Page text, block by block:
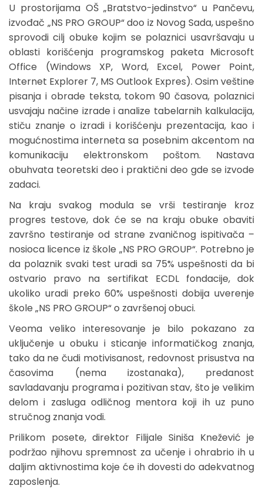
U prostorijama OŠ „Bratstvo-jedinstvo“ u Pančevu,
izvođač „NS PRO GROUP“ doo iz Novog Sada, uspešno
sprovodi cilj obuke kojim se polaznici usavršavaju u
oblasti korišćenja programskog paketa Microsoft
Office (Windows XP, Word, Excel, Power Point,
Internet Explorer 7, MS Outlook Expres). Osim veštine
pisanja i obrade teksta, tokom 90 časova, polaznici
usvajaju načine izrade i analize tabelarnih kalkulacija,
stiču znanje o izradi i korišćenju prezentacija, kao i
mogućnostima interneta sa posebnim akcentom na
komunikaciju elektronskom poštom. Nastava
obuhvata teoretski deo i praktični deo gde se izvode
zadaci.
Na kraju svakog modula se vrši testiranje kroz
progres testove, dok će se na kraju obuke obaviti
završno testiranje od strane zvaničnog ispitivača –
nosioca licence iz škole „NS PRO GROUP“. Potrebno je
da polaznik svaki test uradi sa 75% uspešnosti da bi
ostvario pravo na sertifikat ECDL fondacije, dok
ukoliko uradi preko 60% uspešnosti dobija uverenje
škole „NS PRO GROUP“ o završenoj obuci.
Veoma veliko interesovanje je bilo pokazano za
uključenje u obuku i sticanje informatičkog znanja,
tako da ne čudi motivisanost, redovnost prisustva na
časovima (nema izostanaka), predanost
savladavanju programa i pozitivan stav, što je velikim
delom i zasluga odličnog mentora koji ih uz puno
stručnog znanja vodi.
Prilikom posete, direktor Filijale Siniša Knežević je
podržao njihovu spremnost za učenje i ohrabrio ih u
daljim aktivnostima koje će ih dovesti do adekvatnog
zaposlenja.